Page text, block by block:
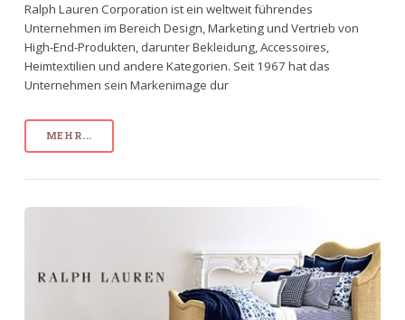
Ralph Lauren Corporation ist ein weltweit führendes
Unternehmen im Bereich Design, Marketing und Vertrieb von
High-End-Produkten, darunter Bekleidung, Accessoires,
Heimtextilien und andere Kategorien. Seit 1967 hat das
Unternehmen sein Markenimage dur
MEHR...